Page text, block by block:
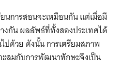
นการสอนจะเหมือนกัน แต่เมื่อมี
งกัน ผลลัพธ์ที่ทั้งสองประเทศได้
ปด้วย ดังนั้น การเตรียมสภาพ
ะสมกับการพัฒนาทักษะจึงเป็น